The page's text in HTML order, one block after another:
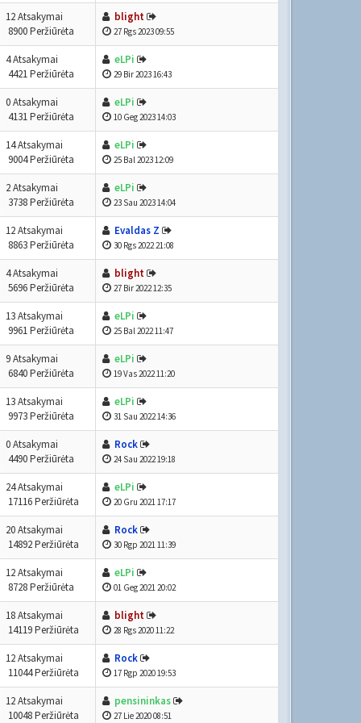
12 Atsakymai
8900 Peržiūrėta
blight
27 Rgs 2023 09:55
4 Atsakymai
4421 Peržiūrėta
eLPi
29 Bir 2023 16:43
0 Atsakymai
4131 Peržiūrėta
eLPi
10 Geg 2023 14:03
14 Atsakymai
9004 Peržiūrėta
eLPi
25 Bal 2023 12:09
2 Atsakymai
3738 Peržiūrėta
eLPi
23 Sau 2023 14:04
12 Atsakymai
8863 Peržiūrėta
Evaldas Z
30 Rgs 2022 21:08
4 Atsakymai
5696 Peržiūrėta
blight
27 Bir 2022 12:35
13 Atsakymai
9961 Peržiūrėta
eLPi
25 Bal 2022 11:47
9 Atsakymai
6840 Peržiūrėta
eLPi
19 Vas 2022 11:20
13 Atsakymai
9973 Peržiūrėta
eLPi
31 Sau 2022 14:36
0 Atsakymai
4490 Peržiūrėta
Rock
24 Sau 2022 19:18
24 Atsakymai
17116 Peržiūrėta
eLPi
20 Gru 2021 17:17
20 Atsakymai
14892 Peržiūrėta
Rock
30 Rgp 2021 11:39
12 Atsakymai
8728 Peržiūrėta
eLPi
01 Geg 2021 20:02
18 Atsakymai
14119 Peržiūrėta
blight
28 Rgs 2020 11:22
12 Atsakymai
11044 Peržiūrėta
Rock
17 Rgp 2020 19:53
12 Atsakymai
10048 Peržiūrėta
pensininkas
27 Lie 2020 08:51